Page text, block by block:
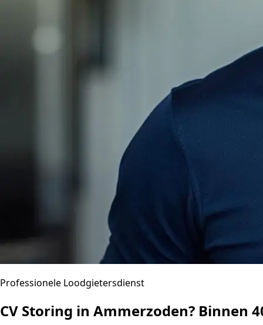
Professionele Loodgietersdienst
CV Storing in Ammerzoden? Binnen